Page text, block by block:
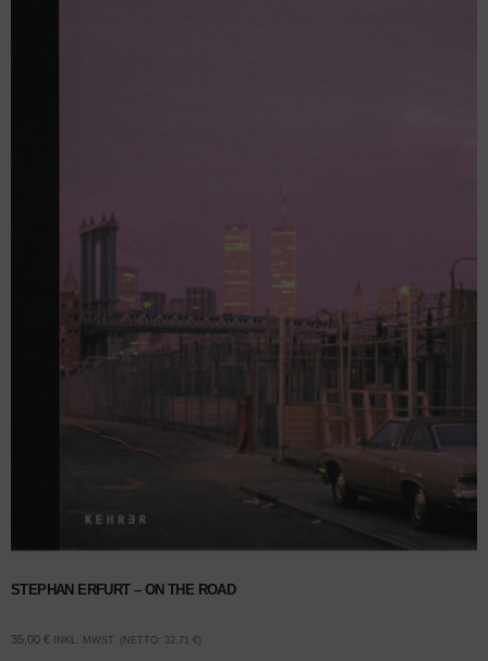
STEPHAN ERFURT – ON THE ROAD
35,00 € INKL. MWST. (NETTO: 32,71 €)